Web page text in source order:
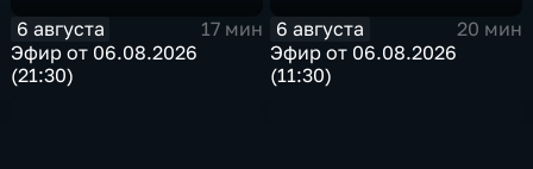
6 августа
17 мин
Эфир от 06.08.2026
(21:30)
6 августа
20 мин
Эфир от 06.08.2026
(11:30)